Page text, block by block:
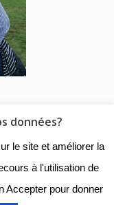
de
|
données?
le site et améliorer la
à l'utilisation de
Accepter pour donner